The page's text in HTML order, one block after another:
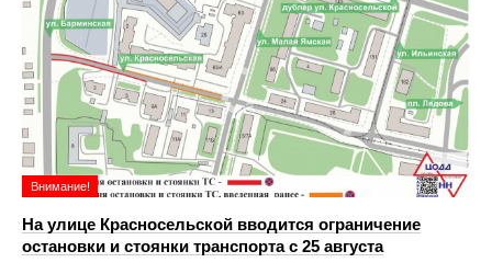
Внимание!
На улице Красносельской вводится ограничение
остановки и стоянки транспорта с 25 августа